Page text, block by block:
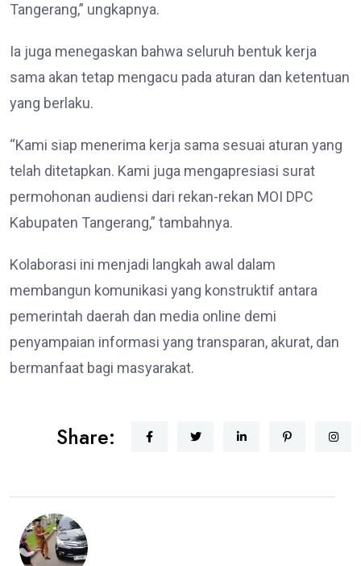
Tangerang,” ungkapnya.
Ia juga menegaskan bahwa seluruh bentuk kerja
sama akan tetap mengacu pada aturan dan ketentuan
yang berlaku.
“Kami siap menerima kerja sama sesuai aturan yang
telah ditetapkan. Kami juga mengapresiasi surat
permohonan audiensi dari rekan-rekan MOI DPC
Kabupaten Tangerang,” tambahnya.
Kolaborasi ini menjadi langkah awal dalam
membangun komunikasi yang konstruktif antara
pemerintah daerah dan media online demi
penyampaian informasi yang transparan, akurat, dan
bermanfaat bagi masyarakat.
Share: